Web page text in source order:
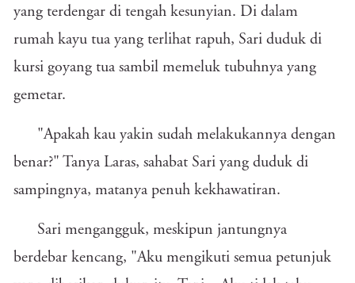
yang terdengar di tengah kesunyian. Di dalam
rumah kayu tua yang terlihat rapuh, Sari duduk di
kursi goyang tua sambil memeluk tubuhnya yang
gemetar.
"Apakah kau yakin sudah melakukannya dengan
benar?" Tanya Laras, sahabat Sari yang duduk di
sampingnya, matanya penuh kekhawatiran.
Sari mengangguk, meskipun jantungnya
berdebar kencang, "Aku mengikuti semua petunjuk